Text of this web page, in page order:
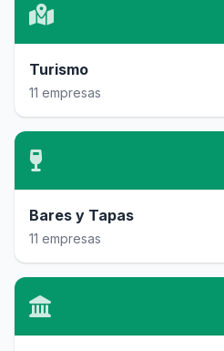
Turismo
11 empresas
Bares y Tapas
11 empresas